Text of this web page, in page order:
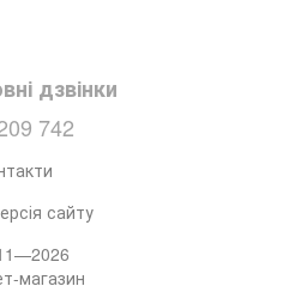
дзвінки
742
сайту
магазин